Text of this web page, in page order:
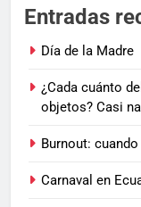
Entradas
Día de la Madre
¿Cada cuánto
objetos? Casi
Burnout:
Carnaval en